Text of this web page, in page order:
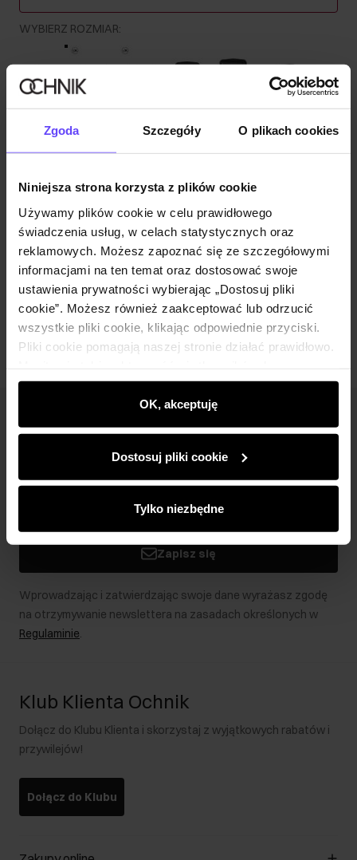
Zgoda Szczegóły O plikach cookies
Niniejsza strona korzysta z plików cookie
Używamy plików cookie w celu prawidłowego
świadczenia usług, w celach statystycznych oraz
reklamowych. Możesz zapoznać się ze szczegółowymi
informacjami na ten temat oraz dostosować swoje
ustawienia prywatności wybierając „Dostosuj pliki
cookie”. Możesz również zaakceptować lub odrzucić
wszystkie pliki cookie, klikając odpowiednie przyciski.
Pliki cookie pomagają naszej stronie działać prawidłowo.
wyświetlać im dopasowane do ich preferencji treści,
rekomendacje oraz komunikaty reklamowe informujące o
najnowszych promocjach w e-sklepie. Informacje o tym,
partnerom społecznościowym, reklamowym i
analitycznym. Partnerzy mogą połączyć te informacje z
podczas korzystania z ich usług.
OK, akceptuję
Dostosuj pliki cookie
Tylko niezbędne
WYBIERZ ROZMIAR:
Kolor:
Wysyłka do 2 dni roboczych
Opis produktu
Opinie
Newsletter
Bądź na bieżąco z nowościami i promocjami!
Zapisz się
Wprowadzając i zatwierdzając swoje dane wyrażasz zgodę
na otrzymywanie newslettera na zasadach określonych w
Regulaminie.
Klub Klienta Ochnik
Dołącz do Klubu Klienta i skorzystaj z wyjątkowych rabatów i
przywilejów!
Dołącz do Klubu